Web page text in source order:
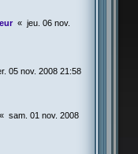
« jeu. 06 nov.
05 nov. 2008 21:58
« sam. 01 nov. 2008